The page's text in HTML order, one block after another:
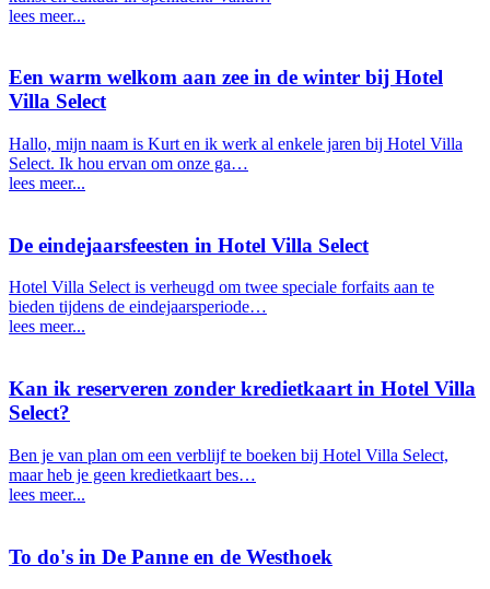
lees meer...
Een warm welkom aan zee in de winter bij Hotel
Villa Select
Hallo, mijn naam is Kurt en ik werk al enkele jaren bij Hotel Villa
Select. Ik hou ervan om onze ga…
lees meer...
De eindejaarsfeesten in Hotel Villa Select
Hotel Villa Select is verheugd om twee speciale forfaits aan te
bieden tijdens de eindejaarsperiode…
lees meer...
Kan ik reserveren zonder kredietkaart in Hotel Villa
Select?
Ben je van plan om een verblijf te boeken bij Hotel Villa Select,
maar heb je geen kredietkaart bes…
lees meer...
To do's in De Panne en de Westhoek